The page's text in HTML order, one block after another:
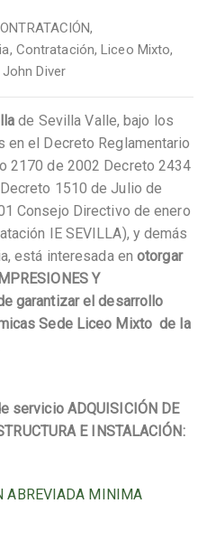
,
, Contratación, Liceo Mixto,
John Diver
de Sevilla Valle, bajo los
el Decreto Reglamentario
2170 de 2002 Decreto 2434
1510 de Julio de
Consejo Directivo de enero
IE SEVILLA), y demás
está interesada enotorgar
Y
garantizar el desarrollo
Sede Liceo Mixto de la
servicio ADQUISICIÓN DE
E INSTALACIÓN:
ABREVIADA MINIMA